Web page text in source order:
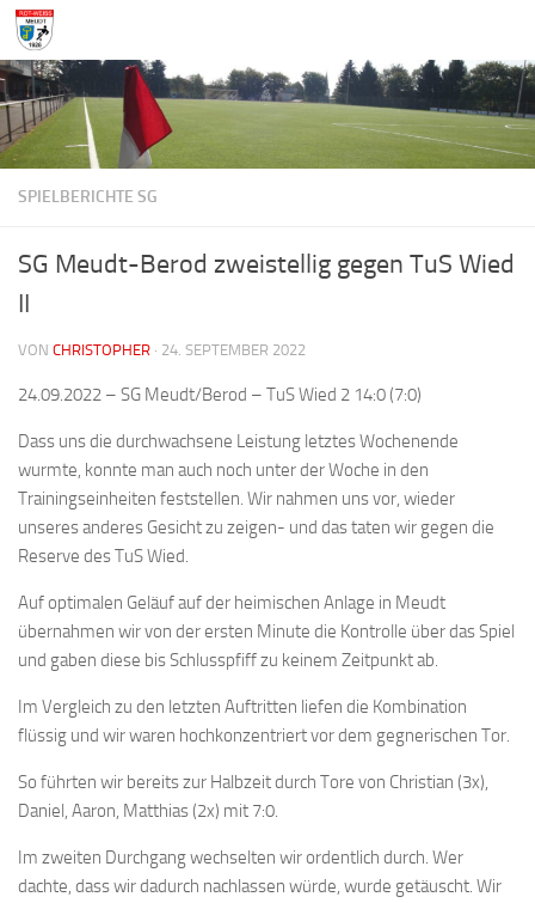
Zum Inhalt springen
SPIELBERICHTE SG
SG Meudt-Berod zweistellig gegen TuS Wied
II
VON CHRISTOPHER · 24. SEPTEMBER 2022
24.09.2022 – SG Meudt/Berod – TuS Wied 2 14:0 (7:0)
Dass uns die durchwachsene Leistung letztes Wochenende
wurmte, konnte man auch noch unter der Woche in den
Trainingseinheiten feststellen. Wir nahmen uns vor, wieder
unseres anderes Gesicht zu zeigen- und das taten wir gegen die
Reserve des TuS Wied.
Auf optimalen Geläuf auf der heimischen Anlage in Meudt
übernahmen wir von der ersten Minute die Kontrolle über das Spiel
und gaben diese bis Schlusspfiff zu keinem Zeitpunkt ab.
Im Vergleich zu den letzten Auftritten liefen die Kombination
flüssig und wir waren hochkonzentriert vor dem gegnerischen Tor.
So führten wir bereits zur Halbzeit durch Tore von Christian (3x),
Daniel, Aaron, Matthias (2x) mit 7:0.
Im zweiten Durchgang wechselten wir ordentlich durch. Wer
dachte, dass wir dadurch nachlassen würde, wurde getäuscht. Wir